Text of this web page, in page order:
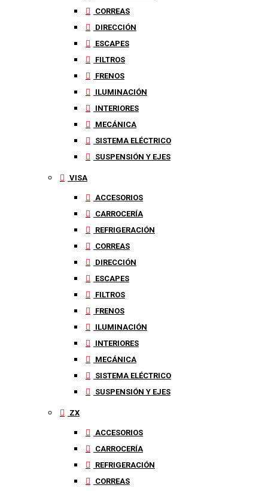
CORREAS
DIRECCIÓN
ESCAPES
FILTROS
FRENOS
ILUMINACIÓN
INTERIORES
MECÁNICA
SISTEMA ELÉCTRICO
SUSPENSIÓN Y EJES
VISA
ACCESORIOS
CARROCERÍA
REFRIGERACIÓN
CORREAS
DIRECCIÓN
ESCAPES
FILTROS
FRENOS
ILUMINACIÓN
INTERIORES
MECÁNICA
SISTEMA ELÉCTRICO
SUSPENSIÓN Y EJES
ZX
ACCESORIOS
CARROCERÍA
REFRIGERACIÓN
CORREAS